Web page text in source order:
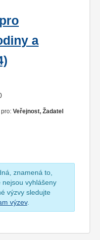
a
Veřejnost, Žadatel
znamená to,
vyhlášeny
výzvy sledujte
výzev.